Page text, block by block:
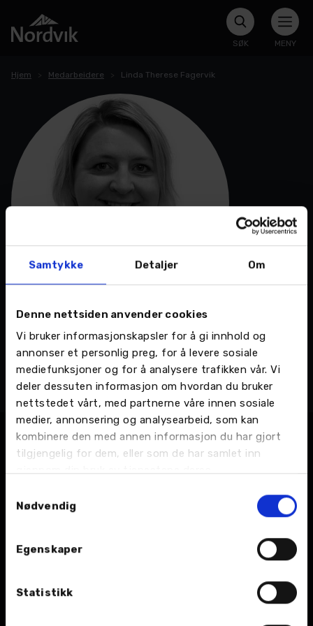
Samtykke Detaljer Om
Denne nettsiden anvender cookies
Vi bruker informasjonskapsler for å gi innhold og
annonser et personlig preg, for å levere sosiale
mediefunksjoner og for å analysere trafikken vår. Vi
deler dessuten informasjon om hvordan du bruker
nettstedet vårt, med partnerne våre innen sosiale
medier, annonsering og analysearbeid, som kan
kombinere den med annen informasjon du har gjort
tilgjengelig for dem, eller som de har samlet inn
gjennom din bruk av tjenestene deres.
Nødvendig
Egenskaper
Statistikk
SØK MENY
Hjem Medarbeidere Linda Therese Fagervik
Miljø- og HMS koordinator
Nordvik Gruppen AS - Administrasjon, HR, Miljø og kvalitet
916 03 032
Send en e-post